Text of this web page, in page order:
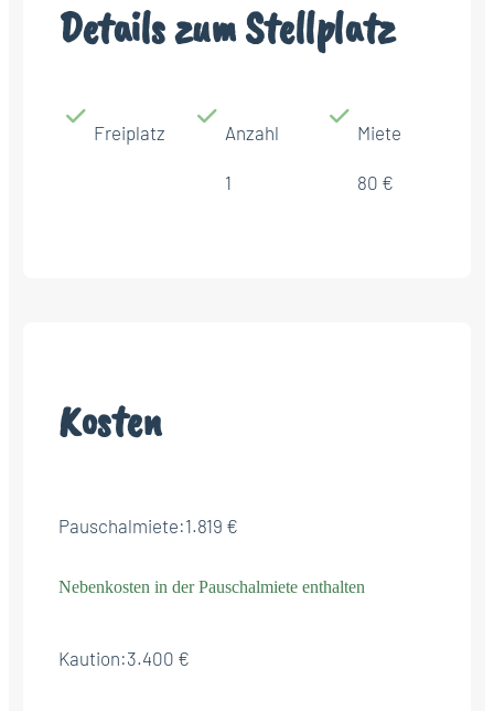
Details zum Stellplatz
Freiplatz Anzahl
1
Miete
80 €
Kosten
Pauschalmiete:1.819 €
Nebenkosten in der Pauschalmiete enthalten
Kaution:3.400 €